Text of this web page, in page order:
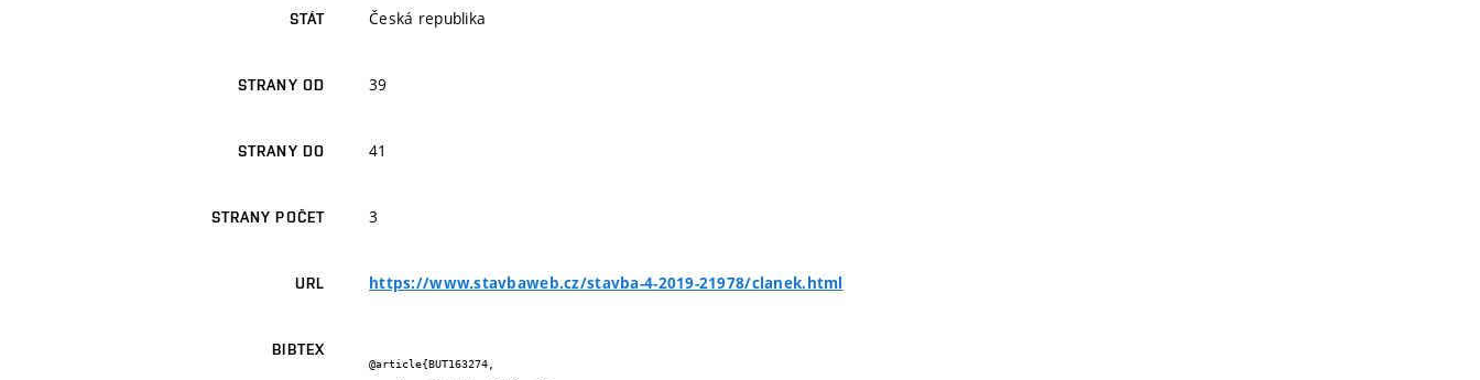
STÁT Česká republika
STRANY OD 39
STRANY DO 41
STRANY POČET 3
URL https://www.stavbaweb.cz/stavba-4-2019-21978/clanek.html
BIBTEX
@article{BUT163274,